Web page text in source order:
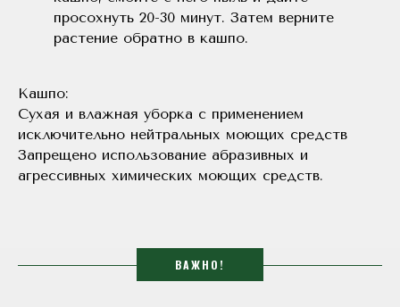
просохнуть 20-30 минут. Затем верните
растение обратно в кашпо.
Кашпо:
Сухая и влажная уборка с применением
исключительно нейтральных моющих средств
Запрещено использование абразивных и
агрессивных химических моющих средств.
ВАЖНО!